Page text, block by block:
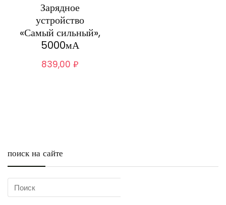
Зарядное
устройство
«Самый сильный»,
5000мА
839,00₽
поиск на сайте